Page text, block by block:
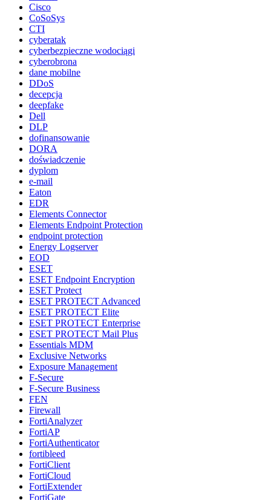
Cisco
CoSoSys
CTI
cyberatak
cyberbezpieczne wodociągi
cyberobrona
dane mobilne
DDoS
decepcja
deepfake
Dell
DLP
dofinansowanie
DORA
doświadczenie
dyplom
e-mail
Eaton
EDR
Elements Connector
Elements Endpoint Protection
endpoint protection
Energy Logserver
EOD
ESET
ESET Endpoint Encryption
ESET Protect
ESET PROTECT Advanced
ESET PROTECT Elite
ESET PROTECT Enterprise
ESET PROTECT Mail Plus
Essentials MDM
Exclusive Networks
Exposure Management
F-Secure
F-Secure Business
FEN
Firewall
FortiAnalyzer
FortiAP
FortiAuthenticator
fortibleed
FortiClient
FortiCloud
FortiExtender
FortiGate